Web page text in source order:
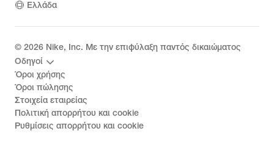
Ελλάδα
© 2026 Nike, Inc. Με την επιφύλαξη παντός δικαιώματος
Οδηγοί
Όροι χρήσης
Όροι πώλησης
Στοιχεία εταιρείας
Πολιτική απορρήτου και cookie
Ρυθμίσεις απορρήτου και cookie